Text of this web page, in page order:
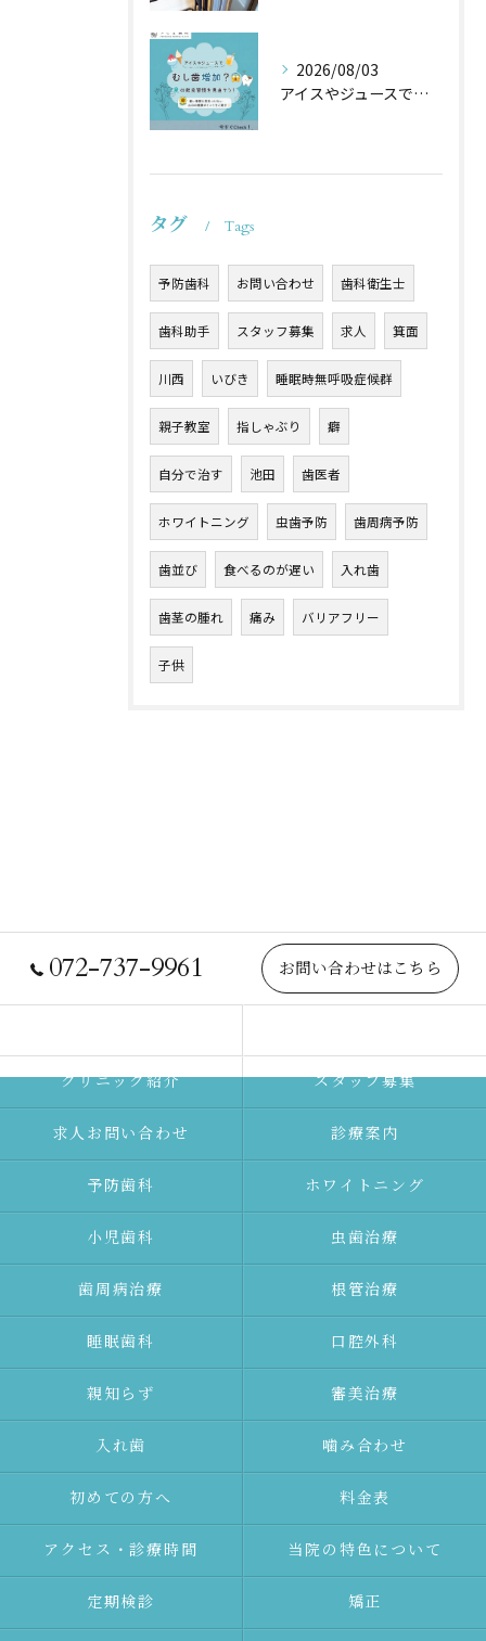
2026/08/03
アイスやジュースでむし歯増加？🦷
タグ Tags
予防歯科 お問い合わせ 歯科衛生士
歯科助手 スタッフ募集 求人 箕面
川西 いびき 睡眠時無呼吸症候群
親子教室 指しゃぶり 癖
自分で治す 池田 歯医者
ホワイトニング 虫歯予防 歯周病予防
歯並び 食べるのが遅い 入れ歯
歯茎の腫れ 痛み バリアフリー
子供
072-737-9961 お問い合わせはこちら
クリニック紹介 スタッフ募集
求人お問い合わせ 診療案内
予防⻭科 ホワイトニング
⼩児⻭科 ⾍⻭治療
⻭周病治療 根管治療
睡眠歯科 口腔外科
親知らず 審美治療
⼊れ⻭ 噛み合わせ
初めての⽅へ 料金表
アクセス・診療時間 当院の特色について
定期検診 矯正